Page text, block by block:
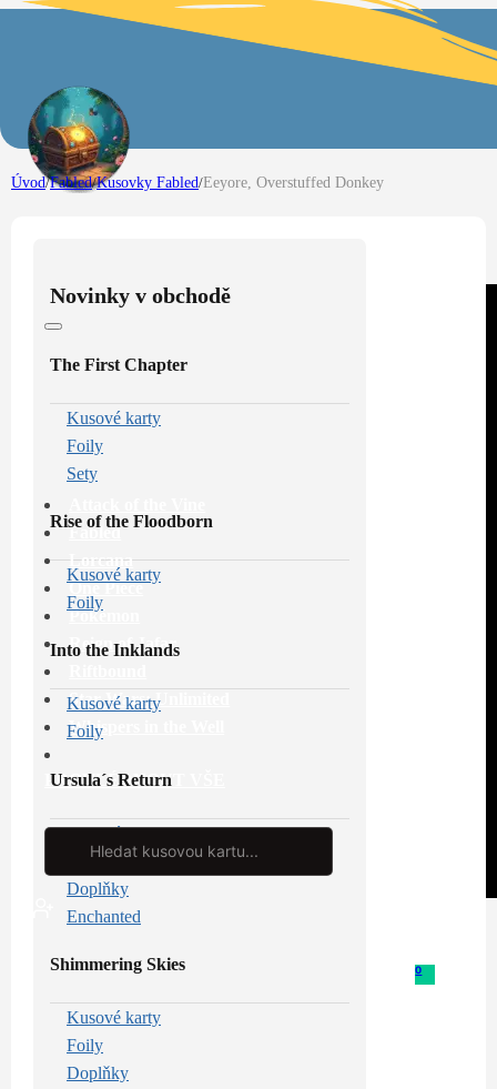
Fabled
Lorcana
One Piece
Pokémon
Reign of Jafar
Star Wars: Unlimited
Whispers in the Well
PROHLÉDNOUT VŠE
Search
0
Úvod/Fabled/Kusovky Fabled/Eeyore, Overstuffed Donkey
Novinky v obchodě
The First Chapter
Kusové karty
Foily
Sety
Rise of the Floodborn
Kusové karty
Foily
Into the Inklands
Kusové karty
Foily
Ursula´s Return
Kusové karty
Foily
Doplňky
Enchanted
Shimmering Skies
Kusové karty
Foily
Doplňky